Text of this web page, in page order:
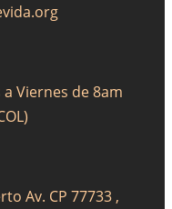
Viernes de 8am
Av. CP 77733 ,